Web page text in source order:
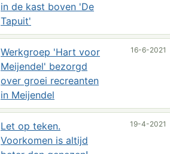
in de kast boven 'De
Tapuit'
Werkgroep 'Hart voor
Meijendel' bezorgd
over groei recreanten
in Meijendel
16-6-2021
Let op teken.
Voorkomen is altijd
19-4-2021